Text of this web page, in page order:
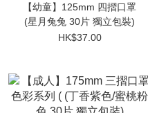
【幼童】125mm 四摺口罩
(星月兔兔 30片 獨立包裝)
HK$37.00